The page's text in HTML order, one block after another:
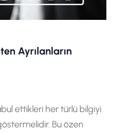
Ayrılanların
ettikleri her türlü bilgiyi
Bu özen